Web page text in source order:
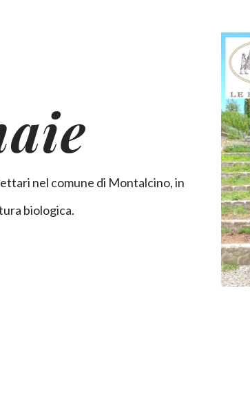
ettari nel comune di Montalcino, in
biologica.